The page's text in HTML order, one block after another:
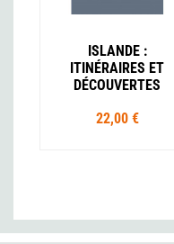
ISLANDE :
ITINÉRAIRES ET
DÉCOUVERTES
22,00 €